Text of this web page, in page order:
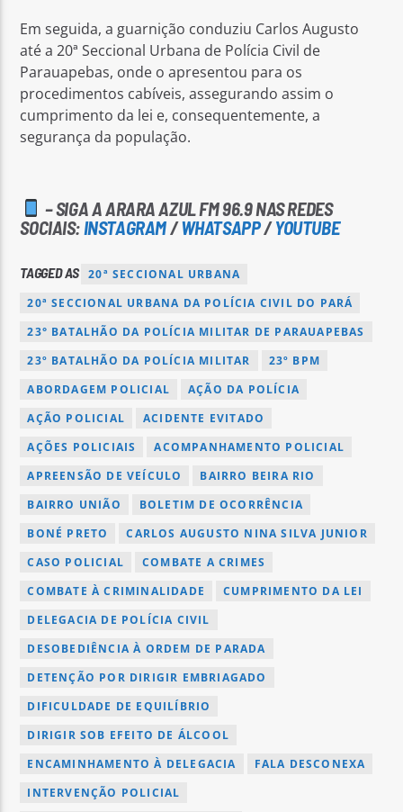
Em seguida, a guarnição conduziu Carlos Augusto
até a 20ª Seccional Urbana de Polícia Civil de
Parauapebas, onde o apresentou para os
procedimentos cabíveis, assegurando assim o
cumprimento da lei e, consequentemente, a
segurança da população.
– SIGA A ARARA AZUL FM 96.9 NAS REDES
SOCIAIS: INSTAGRAM/WHATSAPP/YOUTUBE
TAGGED AS 20ª SECCIONAL URBANA
20ª SECCIONAL URBANA DA POLÍCIA CIVIL DO PARÁ
23° BATALHÃO DA POLÍCIA MILITAR DE PARAUAPEBAS
23º BATALHÃO DA POLÍCIA MILITAR
23º BPM
ABORDAGEM POLICIAL
AÇÃO DA POLÍCIA
AÇÃO POLICIAL
ACIDENTE EVITADO
AÇÕES POLICIAIS
ACOMPANHAMENTO POLICIAL
APREENSÃO DE VEÍCULO
BAIRRO BEIRA RIO
BAIRRO UNIÃO
BOLETIM DE OCORRÊNCIA
BONÉ PRETO
CARLOS AUGUSTO NINA SILVA JUNIOR
CASO POLICIAL
COMBATE A CRIMES
COMBATE À CRIMINALIDADE
CUMPRIMENTO DA LEI
DELEGACIA DE POLÍCIA CIVIL
DESOBEDIÊNCIA À ORDEM DE PARADA
DETENÇÃO POR DIRIGIR EMBRIAGADO
DIFICULDADE DE EQUILÍBRIO
DIRIGIR SOB EFEITO DE ÁLCOOL
ENCAMINHAMENTO À DELEGACIA
FALA DESCONEXA
INTERVENÇÃO POLICIAL